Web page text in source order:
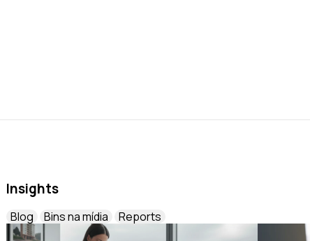
Insights
Blog Bins na mídia Reports